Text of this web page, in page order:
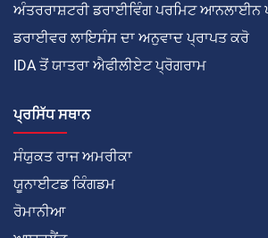
ਅੰਤਰਰਾਸ਼ਟਰੀ ਡਰਾਈਵਿੰਗ ਪਰਮਿਟ ਆਨਲਾਈਨ
ਡਰਾਈਵਰ ਲਾਇਸੰਸ ਦਾ ਅਨੁਵਾਦ ਪ੍ਰਾਪਤ ਕਰੋ
IDA ਤੋਂ ਯਾਤਰਾ ਐਫੀਲੀਏਟ ਪ੍ਰੋਗਰਾਮ
ਪ੍ਰਸਿੱਧ ਸਥਾਨ
ਸੰਯੁਕਤ ਰਾਜ ਅਮਰੀਕਾ
ਯੂਨਾਈਟਡ ਕਿੰਗਡਮ
ਰੋਮਾਨੀਆ